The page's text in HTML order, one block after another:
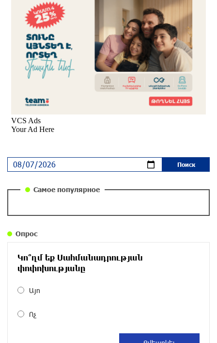
30 дней назад
Вопрос об аресте Чалабяна дошел до
Европейского парламента: «Паст»
около одного месяца назад
и чего на самом деле ожидает общество?
парламентского бойкота оппозиции - пустая
повестка дня? «Паст»
около одного месяца назад
Размик Марукян стал обладателем бронзовой
избежать энергодефицита в Армении: Алексей
Самое популярное
Опрос
Կո՞ղմ եք Սահմանադրության
փոփոխությանը
Այո
Ոչ